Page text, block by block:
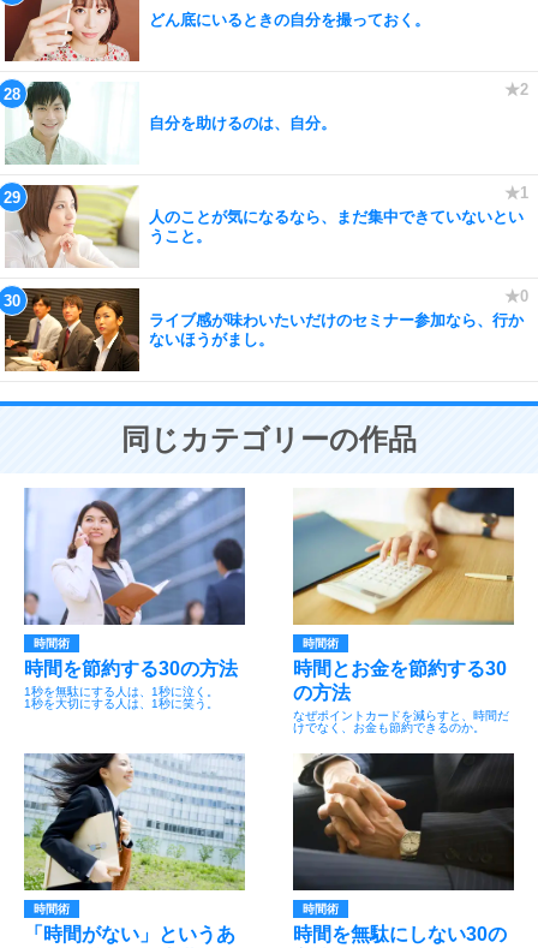
どん底にいるときの自分を撮っておく。
自分を助けるのは、自分。
人のことが気になるなら、まだ集中できていないとい
うこと。
ライブ感が味わいたいだけのセミナー参加なら、行か
ないほうがまし。
同じカテゴリーの作品
時間術
時間を節約する30の方法
1秒を無駄にする人は、1秒に泣く。
1秒を大切にする人は、1秒に笑う。
時間術
時間とお金を節約する30
の方法
なぜポイントカードを減らすと、時間だ
けでなく、お金も節約できるのか。
時間術
「時間がない」というあ
時間術
時間を無駄にしない30の